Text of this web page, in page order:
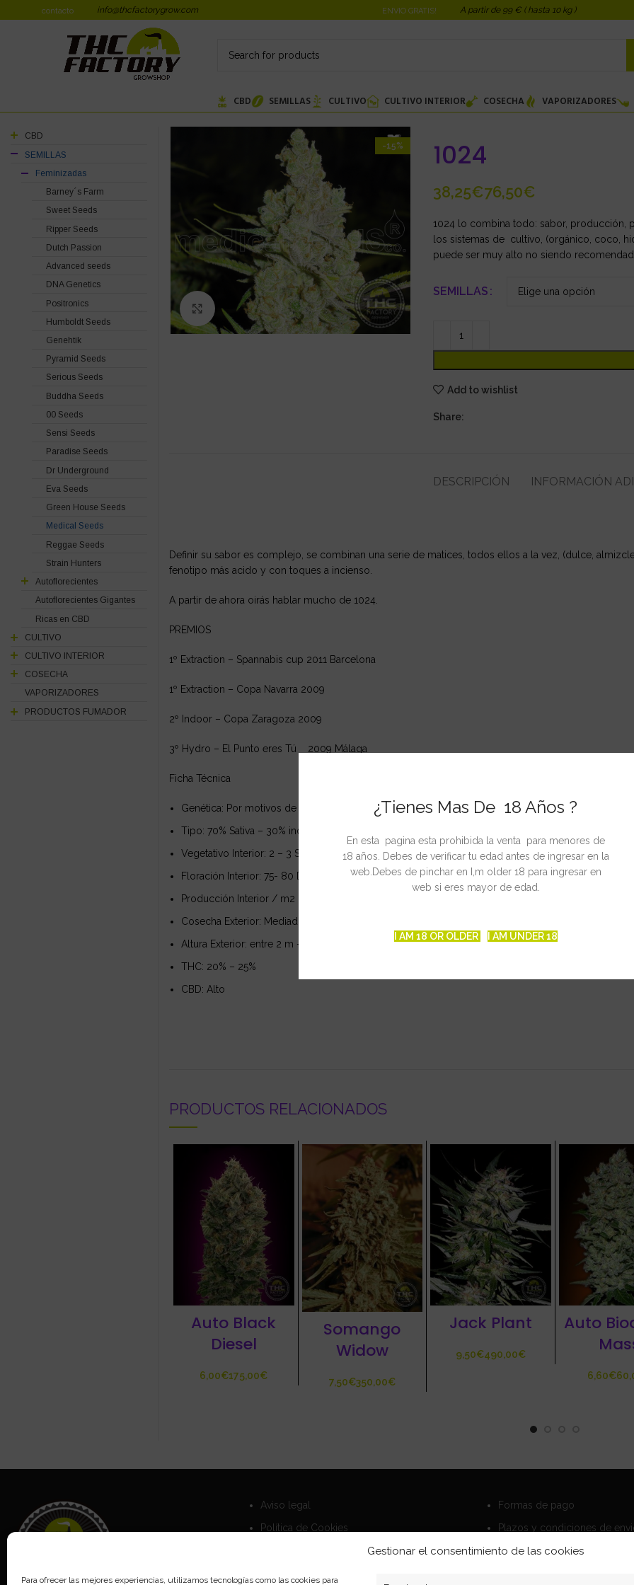
¿Tienes Mas De 18 Años ?
En esta pagina esta prohibida la venta para menores de
18 años. Debes de verificar tu edad antes de ingresar en la
web.Debes de pinchar en I,m older 18 para ingresar en
web si eres mayor de edad.
I AM 18 OR OLDER I AM UNDER 18
Gestionar el consentimiento de las cookies
Para ofrecer las mejores experiencias, utilizamos tecnologías como las cookies para
contacto info@thcfactorygrow.com ENVIO GRATIS! A partir de 99 € ( hasta 10 kg )
CBD SEMILLAS CULTIVO CULTIVO INTERIOR COSECHA VAPORIZADORES
-15%
Click to enlarge
1024
€ €
1024 lo combina todo: sabor, producción,
los sistemas de cultivo, (orgánico, coco,
puede ser muy alto no siendo
SEMILLAS
Add to wishlist
Share:
DESCRIPCIÓN INFORMACIÓN
Definir su sabor es complejo, se combinan una serie de matices, todos ellos a la vez, (dulce,
fenotipo más acido y con toques a incienso.
A partir de ahora oirás hablar mucho de 1024.
PREMIOS
1º Extraction – Spannabis cup 2011 Barcelona
1º Extraction – Copa Navarra 2009
2º Indoor – Copa Zaragoza 2009
3º Hydro – El Punto eres Tú 2009 Málaga
Ficha Técnica
Genética: Por motivos de seguridad mantenemos la genética en secreto.
Tipo: 70% Sativa – 30% indica
Vegetativo Interior: 2 – 3 Semanas
Floración Interior: 75- 80 Dias
Producción Interior / m2 : Unos 600 gr
Cosecha Exterior: Mediados de Octubre – Superior a 1 Kg
Altura Exterior: entre 2 m – 2,5 m
THC: 20% – 25%
CBD: Alto
PRODUCTOS RELACIONADOS
Auto Black
Diesel
€ €
Somango
Widow
€ €
Jack Plant
€ €
Auto
€
CBD
SEMILLAS
Feminizadas
Barney´s Farm
Sweet Seeds
Ripper Seeds
Dutch Passion
Advanced seeds
DNA Genetics
Positronics
Humboldt Seeds
Genehtik
Pyramid Seeds
Serious Seeds
Buddha Seeds
00 Seeds
Sensi Seeds
Paradise Seeds
Dr Underground
Eva Seeds
Green House Seeds
Medical Seeds
Reggae Seeds
Strain Hunters
Autoflorecientes
Autoflorecientes Gigantes
Ricas en CBD
CULTIVO
CULTIVO INTERIOR
COSECHA
VAPORIZADORES
PRODUCTOS FUMADOR
Aviso legal
Política de Cookies
Formas de pago
Plazos y condiciones de
Politica de devoluciones